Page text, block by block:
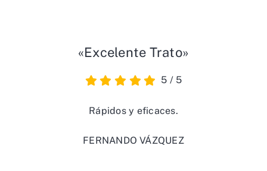
«Excelente Trato»
5 / 5
Rápidos y eficaces.
FERNANDO VÁZQUEZ